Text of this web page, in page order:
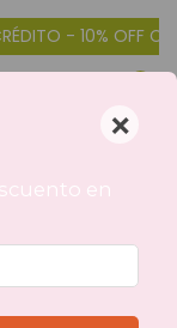
- 10% OFF CON
×
en